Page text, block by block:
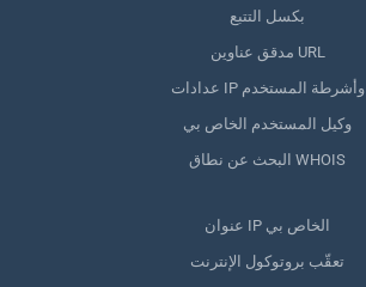
بكسل التتبع
مدقق عناوين URL
عدادات IP وأشرطة المستخدم
وكيل المستخدم الخاص بي
البحث عن نطاق WHOIS
عنوان IP الخاص بي
تعقّب بروتوكول الإنترنت